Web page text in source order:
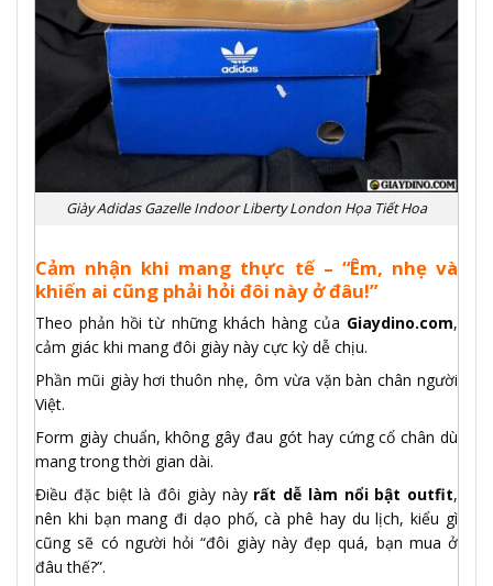
Giày Adidas Gazelle Indoor Liberty London Họa Tiết Hoa
Cảm nhận khi mang thực tế – “Êm, nhẹ và
khiến ai cũng phải hỏi đôi này ở đâu!”
Theo phản hồi từ những khách hàng của Giaydino.com,
cảm giác khi mang đôi giày này cực kỳ dễ chịu.
Phần mũi giày hơi thuôn nhẹ, ôm vừa vặn bàn chân người
Việt.
Form giày chuẩn, không gây đau gót hay cứng cổ chân dù
mang trong thời gian dài.
Điều đặc biệt là đôi giày này rất dễ làm nổi bật outfit,
nên khi bạn mang đi dạo phố, cà phê hay du lịch, kiểu gì
cũng sẽ có người hỏi “đôi giày này đẹp quá, bạn mua ở
đâu thế?”.